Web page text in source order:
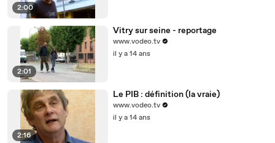
2:00
2:01
Vitry sur seine - reportage
www.vodeo.tv
il y a 14 ans
2:16
Le PIB : définition (la vraie)
www.vodeo.tv
il y a 14 ans